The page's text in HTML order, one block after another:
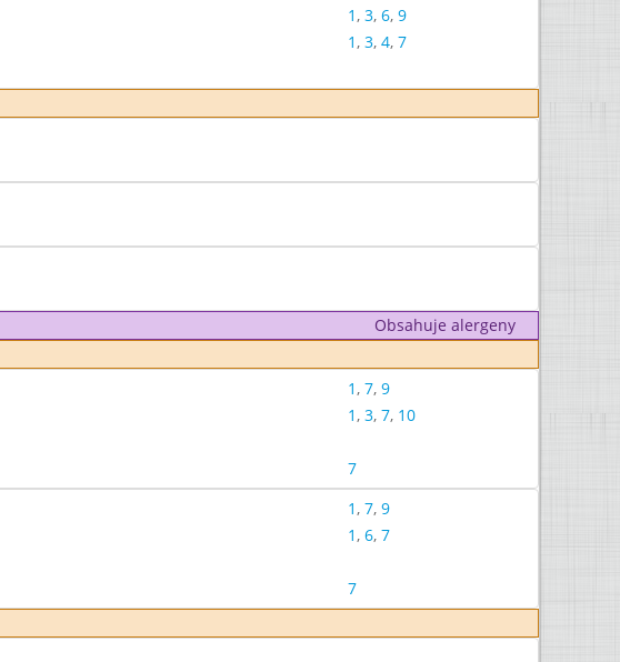
1, 3, 6, 9
1, 3, 4, 7
Obsahuje alergeny
1, 7, 9
1, 3, 7, 10
7
1, 7, 9
1, 6, 7
7